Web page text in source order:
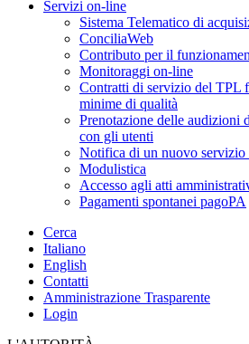
Servizi on-line
Sistema Telematico di
ConciliaWeb
Contributo per il
Monitoraggi on-line
Contratti di servizio del TPL
minime di qualità
Prenotazione delle audizioni
con gli utenti
Notifica di un nuovo servizio
Modulistica
Accesso agli atti
Pagamenti spontanei pagoPA
Cerca
Italiano
English
Contatti
Amministrazione Trasparente
Login